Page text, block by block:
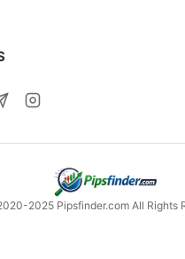
2025 Pipsfinder.com All Rights